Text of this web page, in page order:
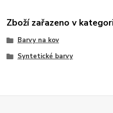
Zboží zařazeno v
Barvy na kov
Syntetické barvy